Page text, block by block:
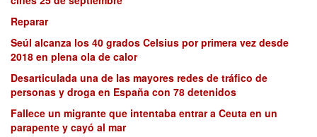
Reparar
Seúl alcanza los 40 grados Celsius por primera vez desde
2018 en plena ola de calor
Desarticulada una de las mayores redes de tráfico de
personas y droga en España con 78 detenidos
Fallece un migrante que intentaba entrar a Ceuta en un
parapente y cayó al mar